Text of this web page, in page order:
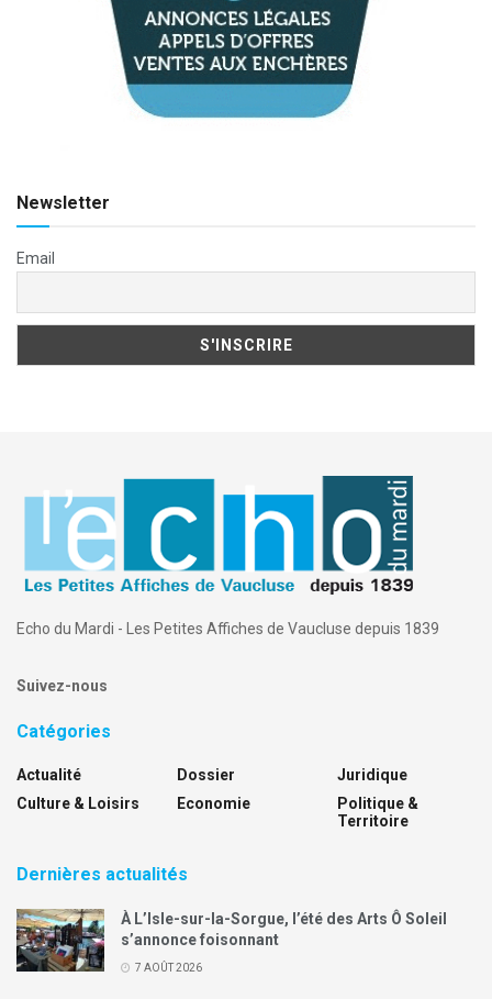
Newsletter
Email
Echo du Mardi - Les Petites Affiches de Vaucluse depuis 1839
Suivez-nous
Catégories
Actualité
Culture & Loisirs
Dossier
Economie
Juridique
Politique &
Territoire
Dernières actualités
À L’Isle-sur-la-Sorgue, l’été des Arts Ô Soleil
s’annonce foisonnant
7 AOÛT 2026